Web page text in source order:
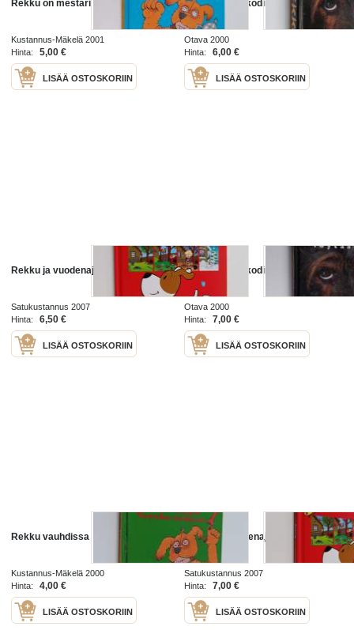
Rekku on mestari
Kustannus-Mäkelä 2001
Hinta:
5,00 €
LISÄÄ OSTOSKORIIN
Rekku löytää kodin
Otava 2000
Hinta:
6,00 €
LISÄÄ OSTOSKORIIN
Rekku ja vuodenajat
Satukustannus 2007
Hinta:
6,50 €
LISÄÄ OSTOSKORIIN
Rekku löytää kodin
Otava 2000
Hinta:
7,00 €
LISÄÄ OSTOSKORIIN
Rekku vauhdissa
Kustannus-Mäkelä 2000
Hinta:
4,00 €
LISÄÄ OSTOSKORIIN
Rekku ja vuodenajat
Satukustannus 2007
Hinta:
7,00 €
LISÄÄ OSTOSKORIIN